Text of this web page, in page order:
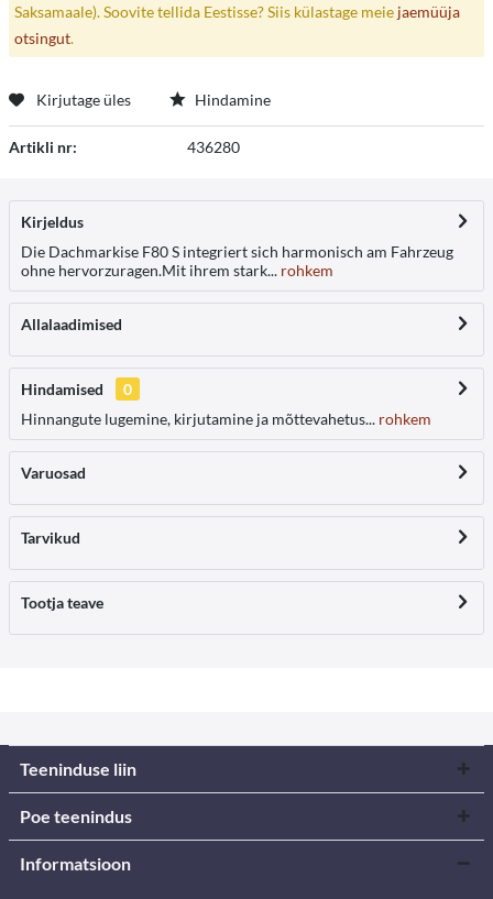
Saksamaale). Soovite tellida Eestisse? Siis külastage meie jaemüüja
otsingut.
Kirjutage üles Hindamine
Artikli nr: 436280
Kirjeldus
Die Dachmarkise F80 S integriert sich harmonisch am Fahrzeug
ohne hervorzuragen.Mit ihrem stark... rohkem
Allalaadimised
Hindamised
0
Hinnangute lugemine, kirjutamine ja mõttevahetus... rohkem
Varuosad
Tarvikud
Tootja teave
Teeninduse liin
Poe teenindus
Informatsioon